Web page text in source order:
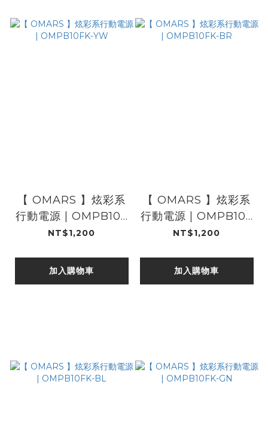
【 OMARS 】炫彩系
行動電源 | OMPB10F
K-YW
NT$1,200
加入購物車
【 OMARS 】炫彩系
行動電源 | OMPB10F
K-BR
NT$1,200
加入購物車